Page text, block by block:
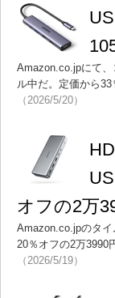
Amazon.co.jpにて
ル中だ。定価から
（2026/5/20）
オフの2万
Amazon.co.jpのタ
20％オフの2万3990
（2026/5/19）